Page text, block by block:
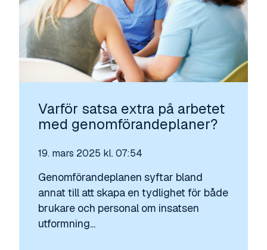
Varför satsa extra på arbetet
med genomförandeplaner?
19. mars 2025 kl. 07:54
Genomförandeplanen syftar bland
annat till att skapa en tydlighet för både
brukare och personal om insatsen
utformning...